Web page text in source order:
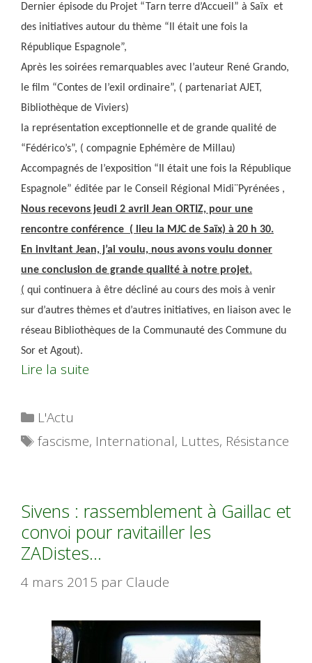
Dernier épisode du Projet “Tarn terre d’Accueil” à Saïx et
des initiatives autour du thème “Il était une fois la
République Espagnole”,
Après les soirées remarquables avec l’auteur René Grando,
le film “Contes de l’exil ordinaire”, ( partenariat AJET,
Bibliothèque de Viviers)
la représentation exceptionnelle et de grande qualité de
“Fédérico’s”, ( compagnie Ephémère de Millau)
Accompagnés de l’exposition “Il était une fois la République
Espagnole” éditée par le Conseil Régional Midi¨Pyrénées ,
Nous recevons jeudi 2 avril Jean ORTIZ, pour une
rencontre conférence ( lieu la MJC de Saïx) à 20 h 30.
En invitant Jean, j’ai voulu, nous avons voulu donner
une conclusion de grande qualité à notre projet.
( qui continuera à être décliné au cours des mois à venir
sur d’autres thèmes et d’autres initiatives, en liaison avec le
réseau Bibliothèques de la Communauté des Commune du
Sor et Agout).
Lire la suite
Catégories
L'Actu
Étiquettes
fascisme, International, Luttes, Résistance
Sivens : rassemblement à Gaillac et
convoi pour ravitailler les
ZADistes…
4 mars 2015 par Claude